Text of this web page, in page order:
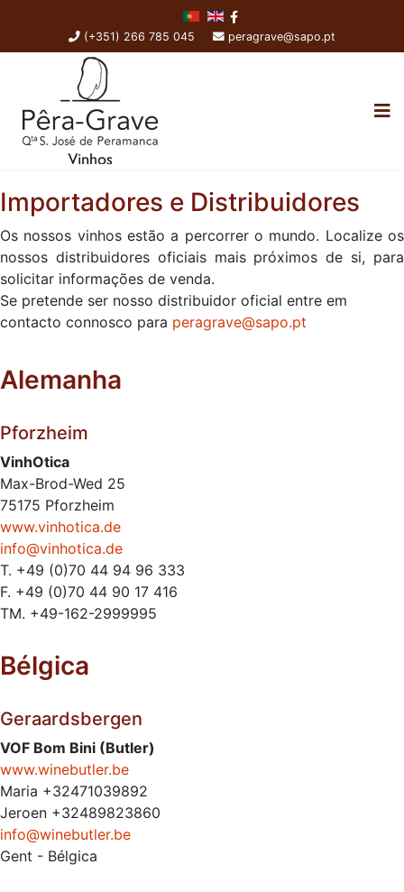
(+351) 266 785 045 peragrave@sapo.pt
Importadores e Distribuidores
Os nossos vinhos estão a percorrer o mundo. Localize os
nossos distribuidores oficiais mais próximos de si, para
solicitar informações de venda.
Se pretende ser nosso distribuidor oficial entre em
contacto connosco para peragrave@sapo.pt
Alemanha
Pforzheim
VinhOtica
Max-Brod-Wed 25
75175 Pforzheim
www.vinhotica.de
info@vinhotica.de
T. +49 (0)70 44 94 96 333
F. +49 (0)70 44 90 17 416
TM. +49-162-2999995
Bélgica
Geraardsbergen
VOF Bom Bini (Butler)
www.winebutler.be
Maria +32471039892
Jeroen +32489823860
info@winebutler.be
Gent - Bélgica